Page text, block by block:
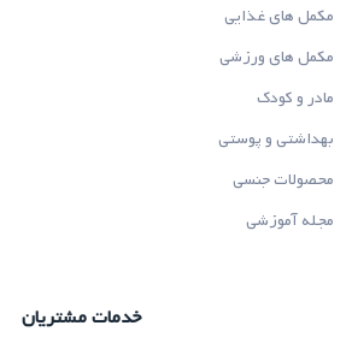
مکمل های غذایی
مکمل های ورزشی
مادر و کودک
بهداشتی و پوستی
محصولات جنسی
مجله آموزشی
خدمات مشتریان